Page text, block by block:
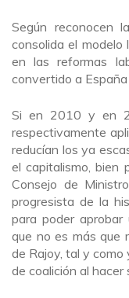
Según reconocen
consolida el
en las reformas
convertido a
Si en 2010 y en
respectivamente
reducían los ya
el capitalismo, bien
Consejo de
progresista de la
para poder aprobar
que no es más que
de Rajoy, tal y
de coalición al hacer